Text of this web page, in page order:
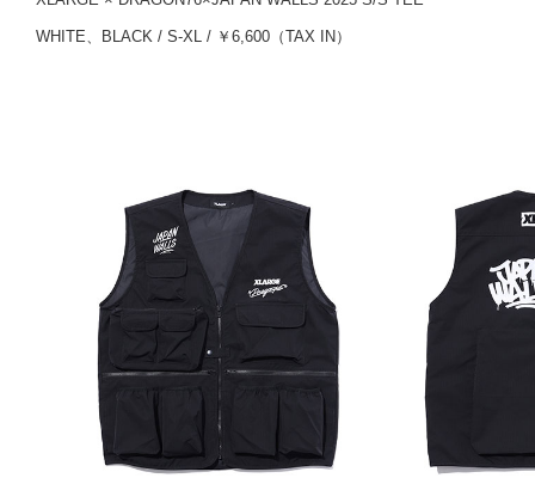
WHITE、BLACK / S-XL / ￥6,600（TAX IN）